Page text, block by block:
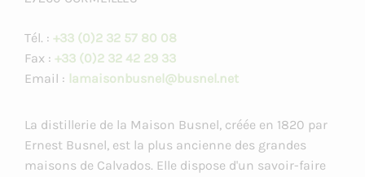
Tél. : +33 (0)2 32 57 80 08
Fax : +33 (0)2 32 42 29 33
Email : lamaisonbusnel@busnel.net
La distillerie de la Maison Busnel, créée en 1820 par
Ernest Busnel, est la plus ancienne des grandes
maisons de Calvados. Elle dispose d'un savoir-faire